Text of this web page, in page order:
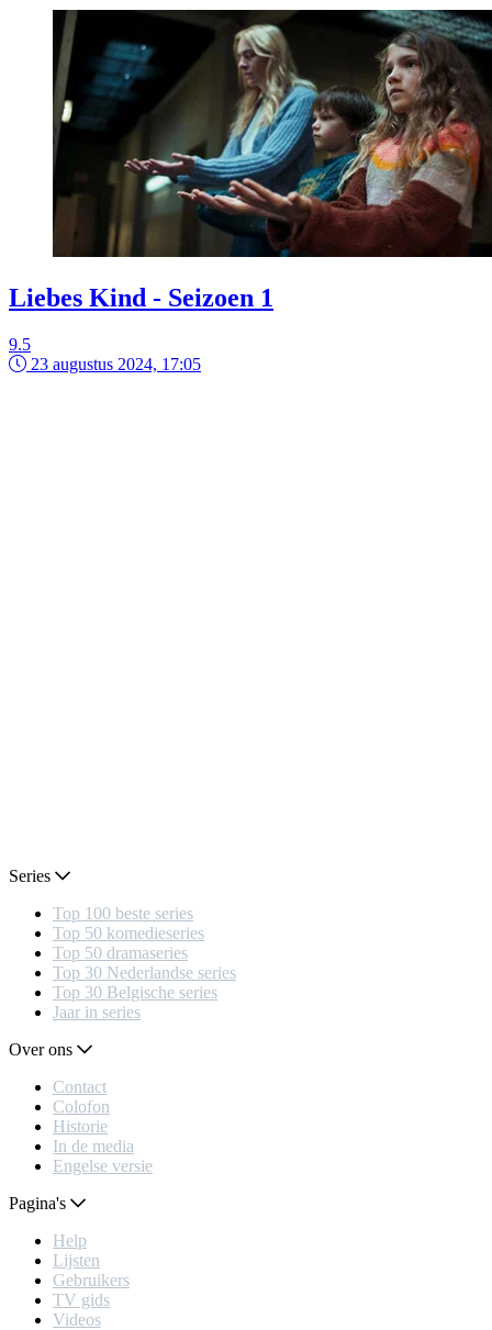
Liebes Kind - Seizoen 1
9.5
23 augustus 2024, 17:05
Series
Top 100 beste series
Top 50 komedieseries
Top 50 dramaseries
Top 30 Nederlandse series
Top 30 Belgische series
Jaar in series
Over ons
Contact
Colofon
Historie
In de media
Engelse versie
Pagina's
Help
Lijsten
Gebruikers
TV gids
Videos